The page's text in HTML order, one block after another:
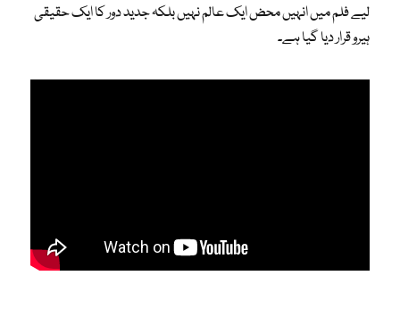
لیے فلم میں انہیں محض ایک عالم نہیں بلکہ جدید دور کا ایک حقیقی
ہیرو قرار دیا گیا ہے۔